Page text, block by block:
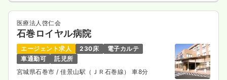
医療法人啓仁会
石巻ロイヤル病院
エージェント求人 230床
電子カルテ
車通勤可
託児所
宮城県石巻市/ 佳景山駅（ＪＲ石巻線） 車8分